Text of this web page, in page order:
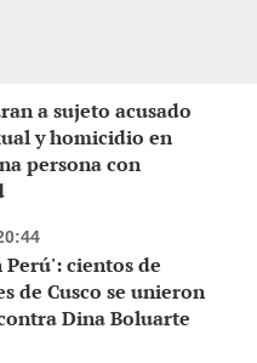
a sujeto acusado
y homicidio en
persona con
Perú': cientos de
de Cusco se unieron
Dina Boluarte